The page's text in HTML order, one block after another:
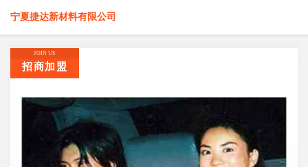
宁夏捷达新材料有限公司
JOIN US
招商加盟